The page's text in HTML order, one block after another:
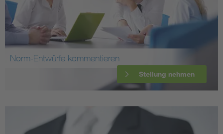
Norm-Entwürfe kommentieren
Stellung nehmen